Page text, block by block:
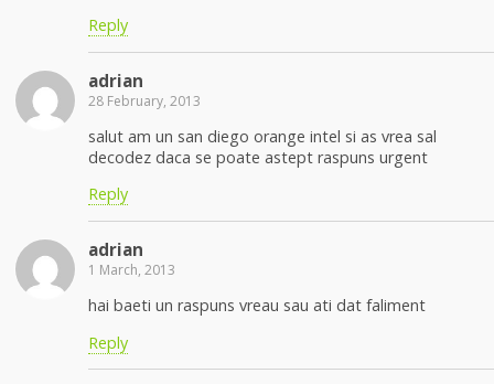
Reply
adrian
28 February, 2013
salut am un san diego orange intel si as vrea sal
decodez daca se poate astept raspuns urgent
Reply
adrian
1 March, 2013
hai baeti un raspuns vreau sau ati dat faliment
Reply